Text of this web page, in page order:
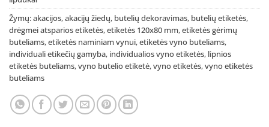
Žymų:akacijos,akacijų žiedų, butelių dekoravimas, butelių etiketės,
drėgmei atsparios etiketės,etiketės 120x80 mm,etiketės gėrimų
buteliams,etiketės naminiam vynui,etiketės vyno buteliams,
individuali etikečių gamyba, individualios vyno etiketės, lipnios
etiketės buteliams,vyno butelio etiketė,vyno etiketės,vyno etiketės
buteliams